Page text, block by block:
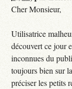
Cher Monsieur,
Utilisatrice
découvert ce jour
inconnues du
toujours bien sur
préciser les petits